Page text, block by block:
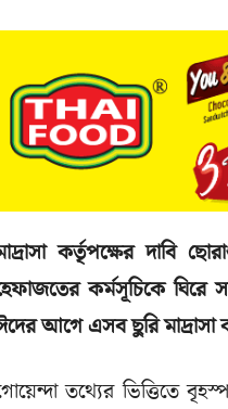
কর্তৃপক্ষের দাবি
কর্মসূচিকে ঘিরে
আগে এসব ছুরি মাদ্রাসা
তথ্যের ভিত্তিতে